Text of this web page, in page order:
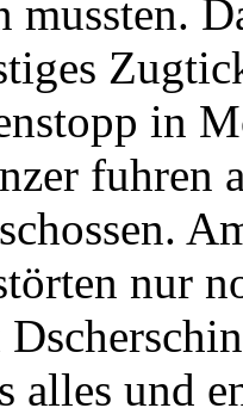
mussten.
in
fuhren
nur
alles und